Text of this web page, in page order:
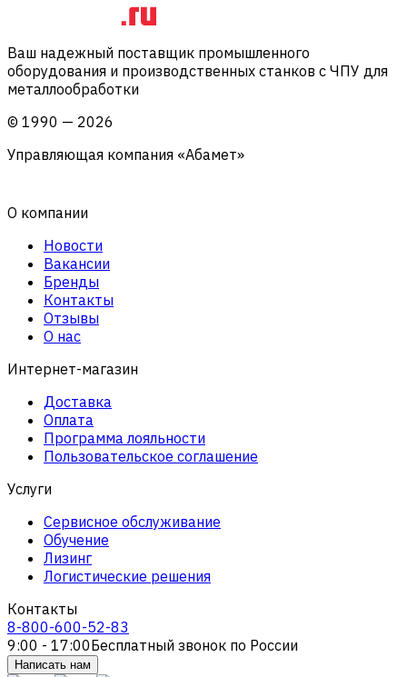
Ваш надежный поставщик промышленного
оборудования и производственных станков с ЧПУ для
металлообработки
© 1990 — 2026
Управляющая компания «Абамет»
О компании
Новости
Вакансии
Бренды
Контакты
Отзывы
О нас
Интернет-магазин
Доставка
Оплата
Программа лояльности
Пользовательское соглашение
Услуги
Сервисное обслуживание
Обучение
Лизинг
Логистические решения
Контакты
8-800-600-52-83
9:00 - 17:00Бесплатный звонок по России
Написать нам